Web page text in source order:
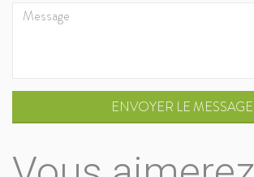
ENVOYER LE MESSAGE